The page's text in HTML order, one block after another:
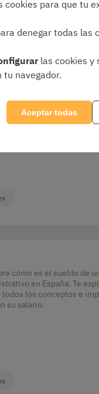
y Celador Conductor en
sanitarias:
y sueldo.
cómo es el sueldo de
en España. Te
todos los conceptos e
su salario.
cookies para que tu
denegar todas las
las cookies y
navegador.
Aceptar todas